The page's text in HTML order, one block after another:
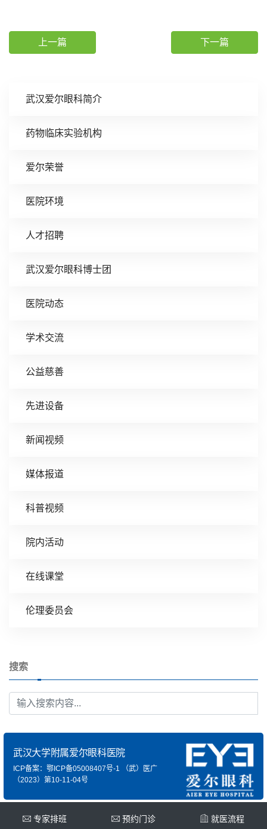
武汉爱尔眼科简介
药物临床实验机构
爱尔荣誉
医院环境
人才招聘
武汉爱尔眼科博士团
医院动态
学术交流
公益慈善
先进设备
新闻视频
媒体报道
科普视频
院内活动
在线课堂
伦理委员会
搜索
上一篇 下一篇
武汉大学附属爱尔眼科医院
ICP备案：鄂ICP备05008407号-1 （武）医广
（2023）第10-11-04号
专家排班 预约门诊 就医流程